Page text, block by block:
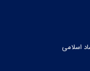
اسلامی